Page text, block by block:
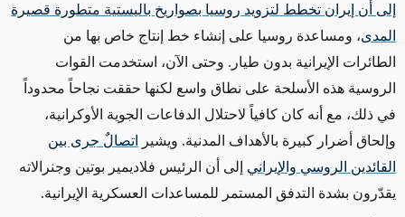
إلى أن إيران تخطط لتزويد روسيا بصواريخ باليستية متطورة قصيرة
المدى، ومساعدة روسيا على إنشاء خط إنتاج خاص بها من
الطائرات الإيرانية بدون طيار. وحتى الآن، استخدمت القوات
الروسية هذه الأسلحة على نطاق واسع لكنها حققت نجاحاً محدوداً
في ذلك، مع أنه كان كافياً لاحتلال الدفاعات الجوية الأوكرانية،
وإلحاق أضرار كبيرة بالأهداف المدنية. ويشير
اتصالٌ جرى بين
القائدين الروسي والإيراني إلى أن الرئيس فلاديمير بوتين وجنرالاته
يقدّرون بشدة التدفق المستمر للمساعدات العسكرية الإيرانية.